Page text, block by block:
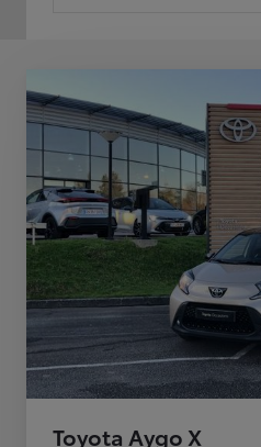
Toyota Aygo X